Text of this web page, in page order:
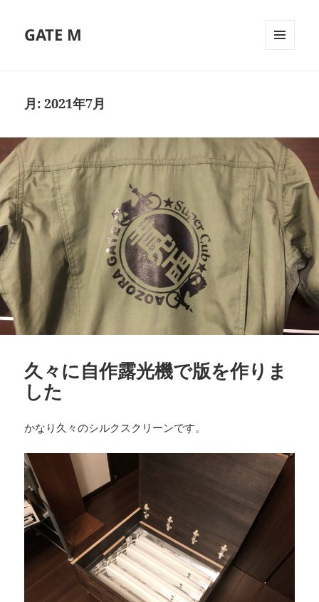
GATE M
月:2021年7月
久々に自作露光機で版を作りま
した
かなり久々のシルクスクリーンです。